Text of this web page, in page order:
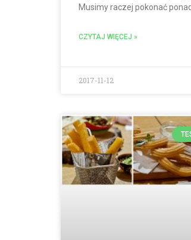
Musimy raczej pokonać ponad
CZYTAJ WIĘCEJ »
2017-11-12